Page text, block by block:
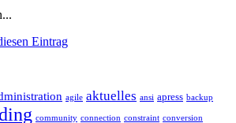
Eintrag
agile aktuelles ansi apress backup
community connection constraint conversion